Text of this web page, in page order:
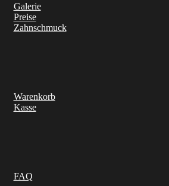
Galerie
Preise
Zahnschmuck
Warenkorb
Kasse
FAQ